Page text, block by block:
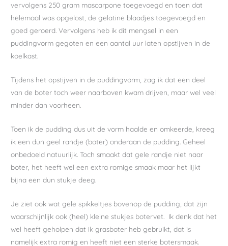
vervolgens 250 gram mascarpone toegevoegd en toen dat
helemaal was opgelost, de gelatine blaadjes toegevoegd en
goed geroerd. Vervolgens heb ik dit mengsel in een
puddingvorm gegoten en een aantal uur laten opstijven in de
koelkast.
Tijdens het opstijven in de puddingvorm, zag ik dat een deel
van de boter toch weer naarboven kwam drijven, maar wel veel
minder dan voorheen.
Toen ik de pudding dus uit de vorm haalde en omkeerde, kreeg
ik een dun geel randje (boter) onderaan de pudding. Geheel
onbedoeld natuurlijk. Toch smaakt dat gele randje niet naar
boter, het heeft wel een extra romige smaak maar het lijkt
bijna een dun stukje deeg.
Je ziet ook wat gele spikkeltjes bovenop de pudding, dat zijn
waarschijnlijk ook (heel) kleine stukjes botervet. Ik denk dat het
wel heeft geholpen dat ik grasboter heb gebruikt, dat is
namelijk extra romig en heeft niet een sterke botersmaak.